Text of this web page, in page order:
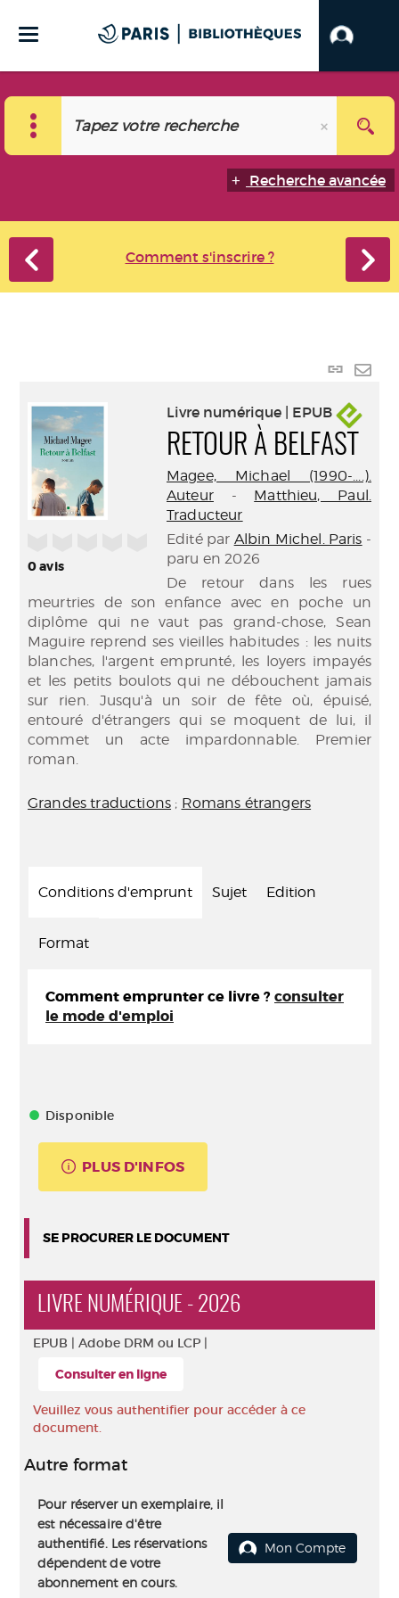
Recherche avancée
Comment s'inscrire ?
Lien
0avis
Livre numérique | EPUB
RETOUR À BELFAST
Magee, Michael (1990-....).
Auteur- Matthieu, Paul.
Traducteur
Edité par Albin Michel. Paris -
paru en 2026
De retour dans les rues
meurtries de son enfance avec en poche un
diplôme qui ne vaut pas grand-chose, Sean
Maguire reprend ses vieilles habitudes : les nuits
blanches, l'argent emprunté, les loyers impayés
et les petits boulots qui ne débouchent jamais
sur rien. Jusqu'à un soir de fête où, épuisé,
entouré d'étrangers qui se moquent de lui, il
commet un acte impardonnable. Premier
roman.
Grandes traductions ; Romans étrangers
Conditions d'emprunt Sujet Edition
Format
Comment emprunter ce livre ? consulter
le mode d'emploi
Disponible
PLUS D'INFOS
SE PROCURER LE DOCUMENT
LIVRE NUMÉRIQUE - 2026
EPUB | Adobe DRM ou LCP |
Consulter en ligne
Veuillez vous authentifier pour accéder à ce
document.
Autre format
Pour réserver un exemplaire, il
est nécessaire d'être
authentifié. Les réservations
dépendent de votre
abonnement en cours.
Mon Compte